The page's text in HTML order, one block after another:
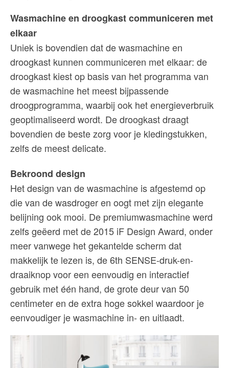
Wasmachine en droogkast communiceren met
elkaar
Uniek is bovendien dat de wasmachine en
droogkast kunnen communiceren met elkaar: de
droogkast kiest op basis van het programma van
de wasmachine het meest bijpassende
droogprogramma, waarbij ook het energieverbruik
geoptimaliseerd wordt. De droogkast draagt
bovendien de beste zorg voor je kledingstukken,
zelfs de meest delicate.
Bekroond design
Het design van de wasmachine is afgestemd op
die van de wasdroger en oogt met zijn elegante
belijning ook mooi. De premiumwasmachine werd
zelfs geëerd met de 2015 iF Design Award, onder
meer vanwege het gekantelde scherm dat
makkelijk te lezen is, de 6th SENSE-druk-en-
draaiknop voor een eenvoudig en interactief
gebruik met één hand, de grote deur van 50
centimeter en de extra hoge sokkel waardoor je
eenvoudiger je wasmachine in- en uitlaadt.